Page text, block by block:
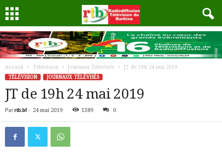
Accueil Télévision Journaux Télévisés
JT de 19h 24 mai 2019
TÉLÉVISION
JOURNAUX TÉLÉVISÉS
JT de 19h 24 mai 2019
Par rtb.bf- 24 mai 2019 1389 0